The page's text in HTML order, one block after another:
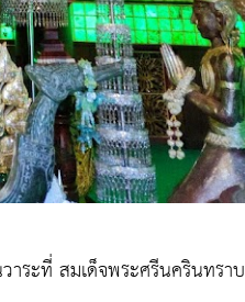
ระที่ สมเด็จพระศรีนครินทราบ